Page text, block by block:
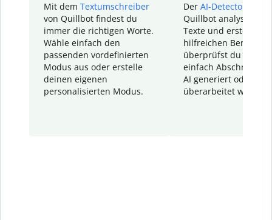
Mit dem Textumschreiber
von Quillbot findest du
immer die richtigen Worte.
Wähle einfach den
passenden vordefinierten
Modus aus oder erstelle
deinen eigenen
personalisierten Modus.
Der AI-Detector
Quillbot analysiert
Texte und erstellt
hilfreichen Bericht.
überprüfst du
einfach Abschnitte,
AI generiert oder
überarbeitet wurden.